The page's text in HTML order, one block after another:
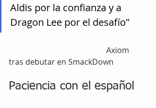
Aldis por la confianza y a
Dragon Lee por el desafío"
tras debutar en SmackDown
Paciencia con el español